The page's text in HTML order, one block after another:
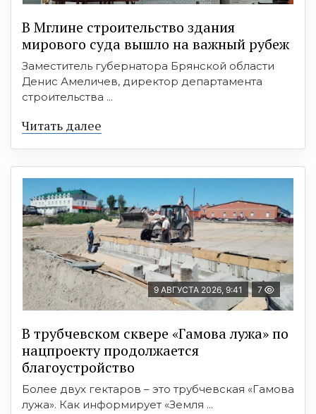
В Мглине строительство здания
мирового суда вышло на важный рубеж
Заместитель губернатора Брянской области
Денис Амеличев, директор департамента
строительства ...
Читать далее
9 АВГУСТА 2026, 9:41 7
В трубчевском сквере «Гамова лужа» по
нацпроекту продолжается
благоустройство
Более двух гектаров – это трубчевская «Гамова
лужа». Как информирует «Земля ...